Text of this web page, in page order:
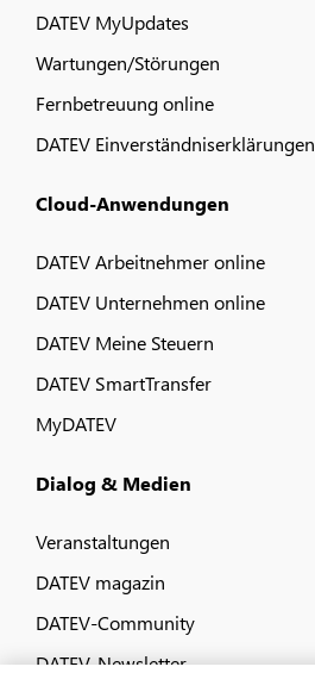
DATEV MyUpdates
Wartungen/Störungen
Fernbetreuung online
DATEV Einverständniserklärungen
Cloud-Anwendungen
DATEV Arbeitnehmer online
DATEV Unternehmen online
DATEV Meine Steuern
DATEV SmartTransfer
MyDATEV
Dialog & Medien
Veranstaltungen
DATEV magazin
DATEV-Community
DATEV-Newsletter